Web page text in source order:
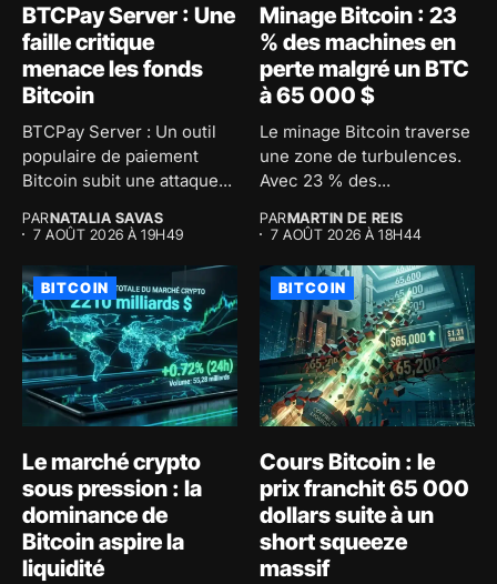
BTCPay Server : Une
faille critique
menace les fonds
Bitcoin
BTCPay Server : Un outil
populaire de paiement
Bitcoin subit une attaque...
PARNATALIA SAVAS
7 AOÛT 2026 À 19H49
Minage Bitcoin : 23
% des machines en
perte malgré un BTC
à 65 000 $
Le minage Bitcoin traverse
une zone de turbulences.
Avec 23 % des...
PARMARTIN DE REIS
7 AOÛT 2026 À 18H44
BITCOIN
Le marché crypto
sous pression : la
dominance de
Bitcoin aspire la
liquidité
BITCOIN
Cours Bitcoin : le
prix franchit 65 000
dollars suite à un
short squeeze
massif